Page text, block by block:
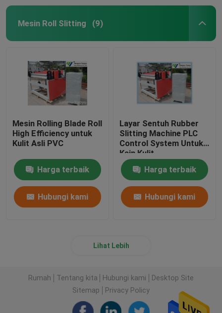
Mesin Roll Slitting (9)
Mesin Rolling Blade Roll
High Efficiency untuk
Kulit Asli PVC
Harga terbaik
Hubungi kami
Layar Sentuh Rubber
Slitting Machine PLC
Control System Untuk
Kain Kulit
Harga terbaik
Hubungi kami
Lihat Lebih
Rumah Tentang kita Hubungi kami
Desktop Site
Sitemap
Privacy Policy